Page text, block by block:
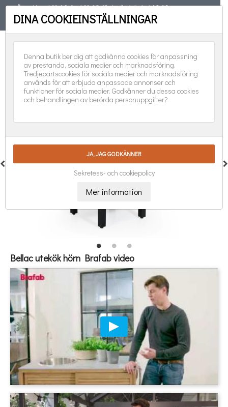
Öppet torsd 11-19, fred 11-18, lörd, sönd, helgd 10-16
TELEFON 08-551 501 31 FÖLJ OSS:
Bellac utekök hörn Brafab video
DINA COOKIEINSTÄLLNINGAR
Denna butik ber dig att godkänna cookies för anpassning
av prestanda, sociala medier och marknadsföring.
Tredjepartscookies för sociala medier och marknadsföring
används för att erbjuda anpassade annonser och
funktioner för sociala medier. Godkänner du dessa cookies
och behandlingen av berörda personuppgifter?
Sekretess- och cookiepolicy